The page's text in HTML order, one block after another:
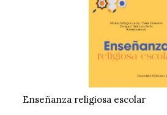
Enseñanza religiosa escolar